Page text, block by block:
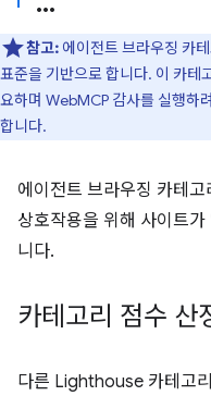
참고: 에이전트 브라우징 카
표준을 기반으로 합니다. 이 카
요하며 WebMCP 감사를 실행하
합니다.
에이전트 브라우징 카테
상호작용을 위해 사이트
니다.
카테고리 점수 산
다른 Lighthouse 카테고